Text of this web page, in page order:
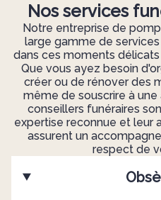
Nos services
Notre entreprise de
large gamme de
dans ces moments
Que vous ayez besoin
créer ou de rénover des
même de souscrire à
conseillers funéraires
expertise reconnue et leur
assurent un
respect de